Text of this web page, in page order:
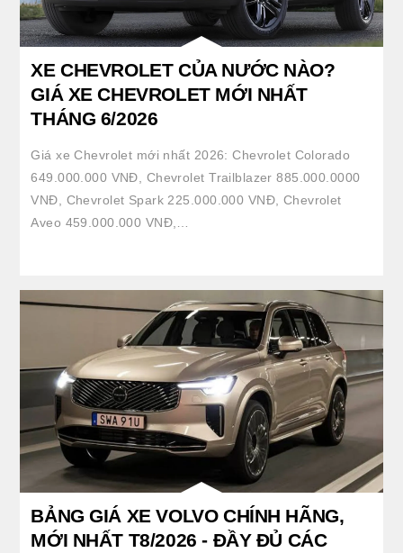
XE CHEVROLET CỦA NƯỚC NÀO?
GIÁ XE CHEVROLET MỚI NHẤT
THÁNG 6/2026
Giá xe Chevrolet mới nhất 2026: Chevrolet Colorado
649.000.000 VNĐ, Chevrolet Trailblazer 885.000.0000
VNĐ, Chevrolet Spark 225.000.000 VNĐ, Chevrolet
Aveo 459.000.000 VNĐ,…
BẢNG GIÁ XE VOLVO CHÍNH HÃNG,
MỚI NHẤT T8/2026 - ĐẦY ĐỦ CÁC